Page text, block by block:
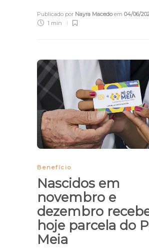
Publicado por Nayra Macedoem 04/06/
1 min
Benefício
Nascidos em
novembro e
dezembro
hoje parcela do
Meia